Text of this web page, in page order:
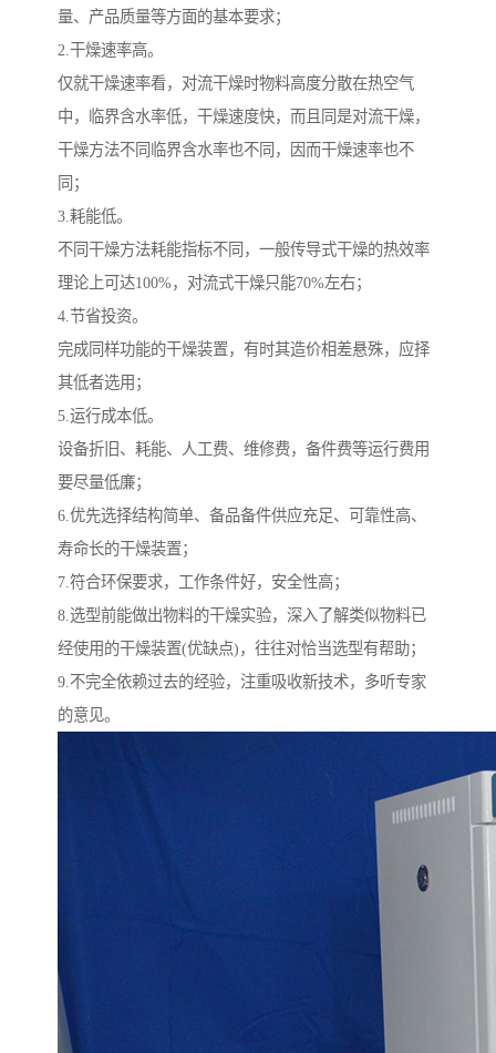
量、产品质量等方面的基本要求；
2.干燥速率高。
仅就干燥速率看，对流干燥时物料高度分散在热空气
中，临界含水率低，干燥速度快，而且同是对流干燥，
干燥方法不同临界含水率也不同，因而干燥速率也不
同；
3.耗能低。
不同干燥方法耗能指标不同，一般传导式干燥的热效率
理论上可达100%，对流式干燥只能70%左右；
4.节省投资。
完成同样功能的干燥装置，有时其造价相差悬殊，应择
其低者选用；
5.运行成本低。
设备折旧、耗能、人工费、维修费，备件费等运行费用
要尽量低廉；
6.优先选择结构简单、备品备件供应充足、可靠性高、
寿命长的干燥装置；
7.符合环保要求，工作条件好，安全性高；
8.选型前能做出物料的干燥实验，深入了解类似物料已
经使用的干燥装置(优缺点)，往往对恰当选型有帮助；
9.不完全依赖过去的经验，注重吸收新技术，多听专家
的意见。